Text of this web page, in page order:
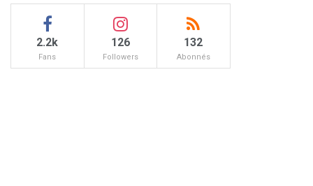
2.2k
Fans
126
Followers
132
Abonnés